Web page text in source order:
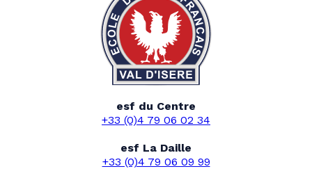
esf du Centre
+33 (0)4 79 06 02 34
esf La Daille
+33 (0)4 79 06 09 99